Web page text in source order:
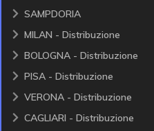
SAMPDORIA
MILAN - Distribuzione
BOLOGNA - Distribuzione
PISA - Distribuzione
VERONA - Distribuzione
CAGLIARI - Distribuzione